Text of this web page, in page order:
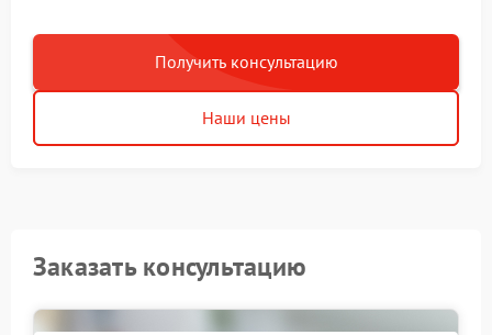
Получить консультацию
Наши цены
Заказать консультацию